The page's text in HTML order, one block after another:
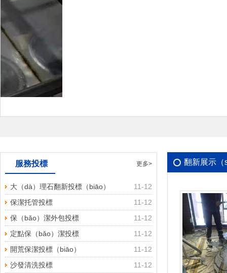
更多>
服務投標
11-12
大（dà）理石翻新投標（biāo）
11-12
保潔托管投標
11-12
保（bǎo）潔外包投標
11-12
定點保（bǎo）潔投標
11-12
開荒保潔投標（biāo）
11-12
沙發清洗投標
翻新展示（